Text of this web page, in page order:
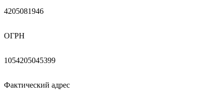
4205081946
ОГРН
1054205045399
Фактический адрес